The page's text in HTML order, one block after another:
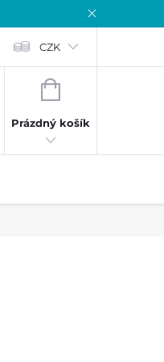
CZK
NÁKUPNÍ
Prázdný košík